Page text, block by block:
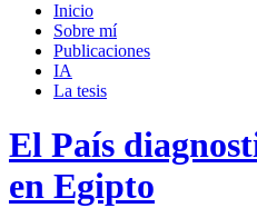
campo
búsqueda
Inicio
Sobre mí­
Publicaciones
IA
La tesis
El País
en Egipto